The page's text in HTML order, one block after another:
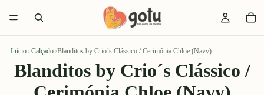
Início › Calçado ›Blanditos by Crio´s Clássico / Cerimónia Chloe (Navy)
Blanditos by Crio´s Clássico /